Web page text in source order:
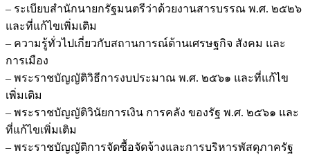
– ระเบียบสำนักนายกรัฐมนตรีว่าด้วยงานสารบรรณ พ.ศ. ๒๕๒๖
และที่แก้ไขเพิ่มเติม
– ความรู้ทั่วไปเกี่ยวกับสถานการณ์ด้านเศรษฐกิจ สังคม และ
การเมือง
– พระราชบัญญัติวิธีการงบประมาณ พ.ศ. ๒๕๖๑ และที่แก้ไข
เพิ่มเติม
– พระราชบัญญัติวินัยการเงิน การคลัง ของรัฐ พ.ศ. ๒๕๖๑ และ
ที่แก้ไขเพิ่มเติม
– พระราชบัญญัติการจัดซื้อจัดจ้างและการบริหารพัสดุภาครัฐ